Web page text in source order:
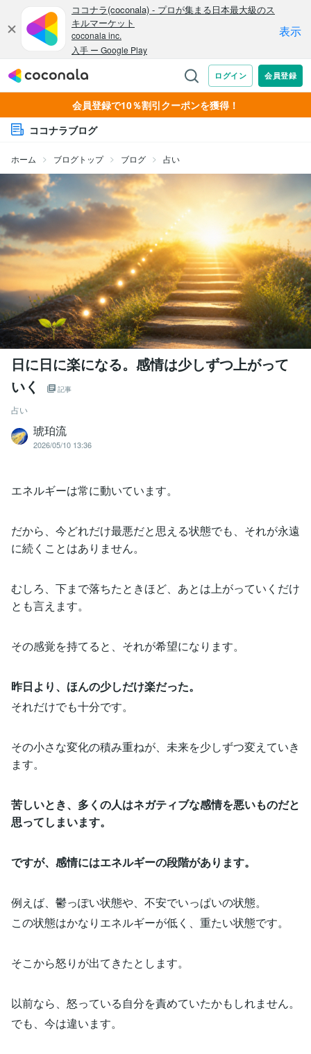
会員登録で10％割引クーポンを獲得！
ココナラブログ
ホーム ブログトップ ブログ 占い
日に日に楽になる。感情は少しずつ上がって
いく
記事
占い
琥珀流
2026/05/10 13:36
エネルギーは常に動いています。
だから、今どれだけ最悪だと思える状態でも、それが永遠
に続くことはありません。
むしろ、下まで落ちたときほど、あとは上がっていくだけ
とも言えます。
その感覚を持てると、それが希望になります。
昨日より、ほんの少しだけ楽だった。
それだけでも十分です。
その小さな変化の積み重ねが、未来を少しずつ変えていき
ます。
苦しいとき、多くの人はネガティブな感情を悪いものだと
思ってしまいます。
ですが、感情にはエネルギーの段階があります。
例えば、鬱っぽい状態や、不安でいっぱいの状態。
この状態はかなりエネルギーが低く、重たい状態です。
そこから怒りが出てきたとします。
以前なら、怒っている自分を責めていたかもしれません。
でも、今は違います。